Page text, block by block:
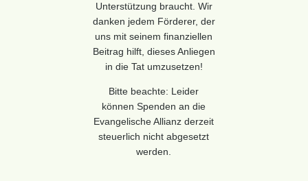
Unterstützung braucht. Wir
danken jedem Förderer, der
uns mit seinem finanziellen
Beitrag hilft, dieses Anliegen
in die Tat umzusetzen!
Bitte beachte: Leider
können Spenden an die
Evangelische Allianz derzeit
steuerlich nicht abgesetzt
werden.